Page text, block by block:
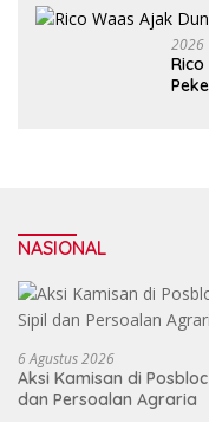
2026
NASIONAL
6 Agustus 2026
Aksi Kamisan di
dan Persoalan Agraria